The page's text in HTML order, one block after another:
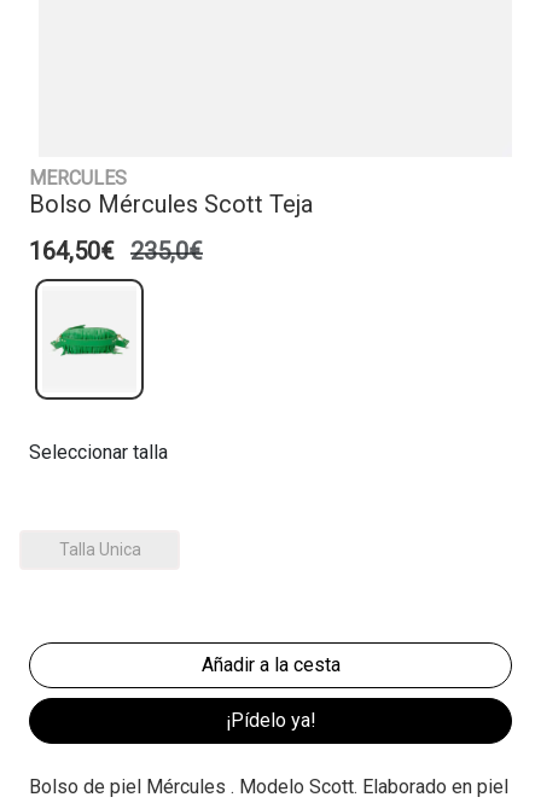
MERCULES
Bolso Mércules Scott Teja
164,50€ 235,0€
Seleccionar talla
Talla Unica
¡Pídelo ya!
Bolso de piel Mércules . Modelo Scott. Elaborado en piel